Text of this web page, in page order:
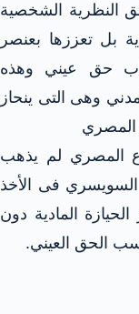
النظرية الشخصية
بل تعززها بعنصر
حق عيني وهذه
وهى التى ينحاز
المصري
المصري لم يذهب
السويسري فى الأخذ
المادية دون
الحق العيني.